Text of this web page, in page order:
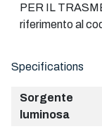
PER IL
riferimento al
Specifications
Sorgente
luminosa